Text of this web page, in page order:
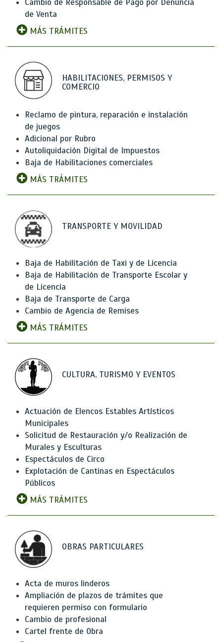
Cambio de Responsable de Pago por Denuncia
de Venta
MÁS TRÁMITES
HABILITACIONES, PERMISOS Y
COMERCIO
Reclamo de pintura, reparación e instalación
de juegos
Adicional por Rubro
Autoliquidación Digital de Impuestos
Baja de Habilitaciones comerciales
MÁS TRÁMITES
TRANSPORTE Y MOVILIDAD
Baja de Habilitación de Taxi y de Licencia
Baja de Habilitación de Transporte Escolar y
de Licencia
Baja de Transporte de Carga
Cambio de Agencia de Remises
MÁS TRÁMITES
CULTURA, TURISMO Y EVENTOS
Actuación de Elencos Estables Artísticos
Municipales
Solicitud de Restauración y/o Realización de
Murales y Esculturas
Espectáculos de Circo
Explotación de Cantinas en Espectáculos
Públicos
MÁS TRÁMITES
OBRAS PARTICULARES
Acta de muros linderos
Ampliación de plazos de trámites que
requieren permiso con formulario
Cambio de profesional
Cartel frente de Obra